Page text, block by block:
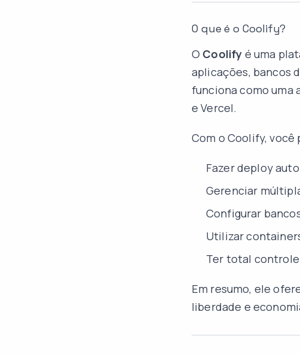
O que é o Coolify?
O Coolify é uma
aplicações, bancos
funciona como uma
e Vercel.
Com o Coolify, você
Fazer deploy
Gerenciar
Configurar
Utilizar
Ter total
Em resumo, ele
liberdade e